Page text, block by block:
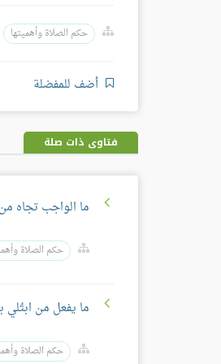
حكم الصلاة وأهميتها
أضف للمفضلة
فتاوى ذات صلة
ما الواجب تجاه
حكم الصلاة
ما يفعل من ابتُلي
حكم الصلاة